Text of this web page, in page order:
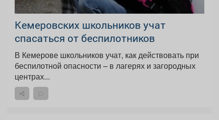
Кемеровских школьников учат
спасаться от беспилотников
В Кемерове школьников учат, как действовать при
беспилотной опасности – в лагерях и загородных
центрах...